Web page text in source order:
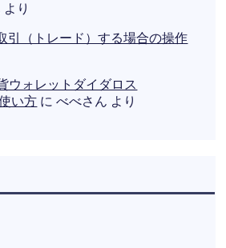
より
引（トレード）する場合の操作
ウォレットダイダロス
い方 にべべさん より